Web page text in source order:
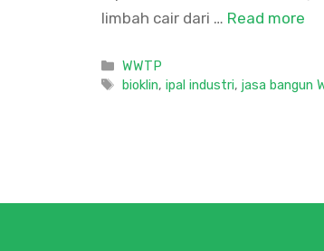
limbah cair dari … Read more
Categories
WWTP
Tags
bioklin,ipal industri,jasa bangun